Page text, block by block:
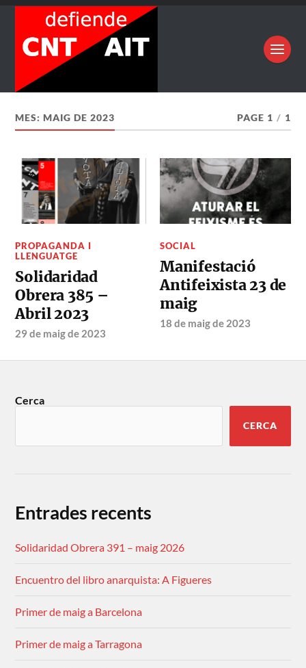
MES:MAIG DE 2023 PAGE 1 / 1
PROPAGANDA I
LLENGUATGE
Solidaridad
Obrera 385 –
Abril 2023
29 de maig de 2023
SOCIAL
Manifestació
Antifeixista 23 de
maig
18 de maig de 2023
Cerca
CERCA
Entrades recents
Solidaridad Obrera 391 – maig 2026
Encuentro del libro anarquista: A Figueres
Primer de maig a Barcelona
Primer de maig a Tarragona